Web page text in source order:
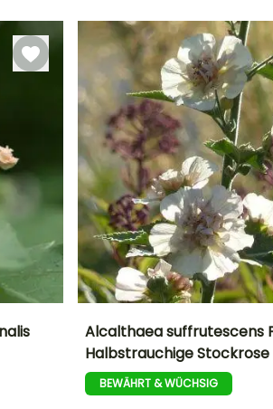
1.50 m 80 cm
Alcalthaea suffrutescens
Halbstrauchige Stockrose
BEWÄHRT & WÜCHSIG